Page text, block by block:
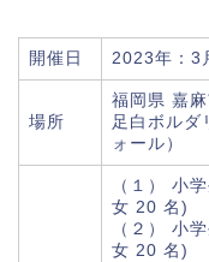
開催日 2023年：3
場所
福岡県 嘉
足白ボル
ォール）
（１） 小
女 20 名)
（２） 小
女 20 名)